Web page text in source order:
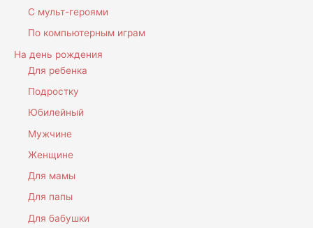
С мульт-героями
По компьютерным играм
На день рождения
Для ребенка
Подростку
Юбилейный
Мужчине
Женщине
Для мамы
Для папы
Для бабушки